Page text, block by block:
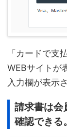
「カードで支
WEBサイトが
入力欄が表示
請求書は会
確認できる。